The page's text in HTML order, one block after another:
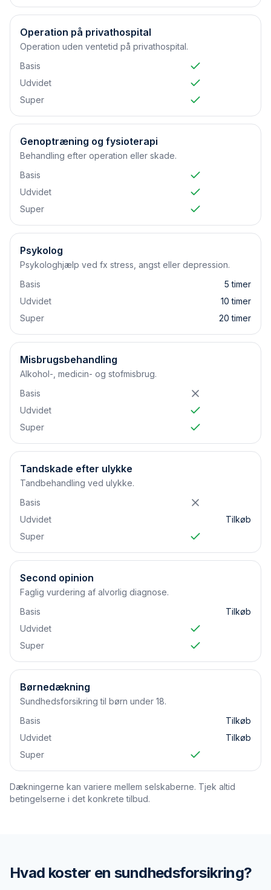
Operation på privathospital
Operation uden ventetid på privathospital.
Basis
Udvidet
Super
Genoptræning og fysioterapi
Behandling efter operation eller skade.
Basis
Udvidet
Super
Psykolog
Psykologhjælp ved fx stress, angst eller depression.
Basis
5 timer
Udvidet
10 timer
Super
20 timer
Misbrugsbehandling
Alkohol-, medicin- og stofmisbrug.
Basis
Udvidet
Super
Tandskade efter ulykke
Tandbehandling ved ulykke.
Basis
Udvidet
Tilkøb
Super
Second opinion
Faglig vurdering af alvorlig diagnose.
Basis
Tilkøb
Udvidet
Super
Børnedækning
Sundhedsforsikring til børn under 18.
Basis
Tilkøb
Udvidet
Tilkøb
Super
Dækningerne kan variere mellem selskaberne. Tjek altid
betingelserne i det konkrete tilbud.
Hvad koster en sundhedsforsikring?